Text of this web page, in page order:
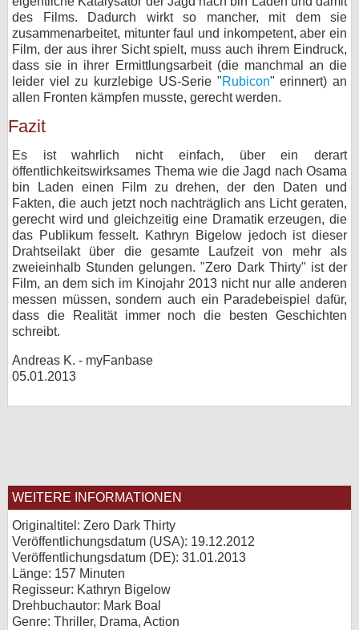
des Films. Dadurch wirkt so mancher, mit dem sie
zusammenarbeitet, mitunter faul und inkompetent, aber ein
Film, der aus ihrer Sicht spielt, muss auch ihrem Eindruck,
dass sie in ihrer Ermittlungsarbeit (die manchmal an die
leider viel zu kurzlebige US-Serie "Rubicon" erinnert) an
allen Fronten kämpfen musste, gerecht werden.
Fazit
Es ist wahrlich nicht einfach, über ein derart
öffentlichkeitswirksames Thema wie die Jagd nach Osama
bin Laden einen Film zu drehen, der den Daten und
Fakten, die auch jetzt noch nachträglich ans Licht geraten,
gerecht wird und gleichzeitig eine Dramatik erzeugen, die
das Publikum fesselt. Kathryn Bigelow jedoch ist dieser
Drahtseilakt über die gesamte Laufzeit von mehr als
zweieinhalb Stunden gelungen. "Zero Dark Thirty" ist der
Film, an dem sich im Kinojahr 2013 nicht nur alle anderen
messen müssen, sondern auch ein Paradebeispiel dafür,
dass die Realität immer noch die besten Geschichten
schreibt.
Andreas K. - myFanbase
05.01.2013
WEITERE INFORMATIONEN
Originaltitel: Zero Dark Thirty
Veröffentlichungsdatum (USA): 19.12.2012
Veröffentlichungsdatum (DE): 31.01.2013
Länge: 157 Minuten
Regisseur: Kathryn Bigelow
Drehbuchautor: Mark Boal
Genre: Thriller, Drama, Action